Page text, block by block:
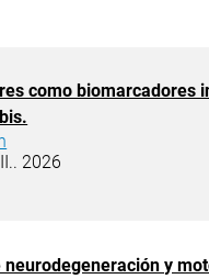
como
2026
y